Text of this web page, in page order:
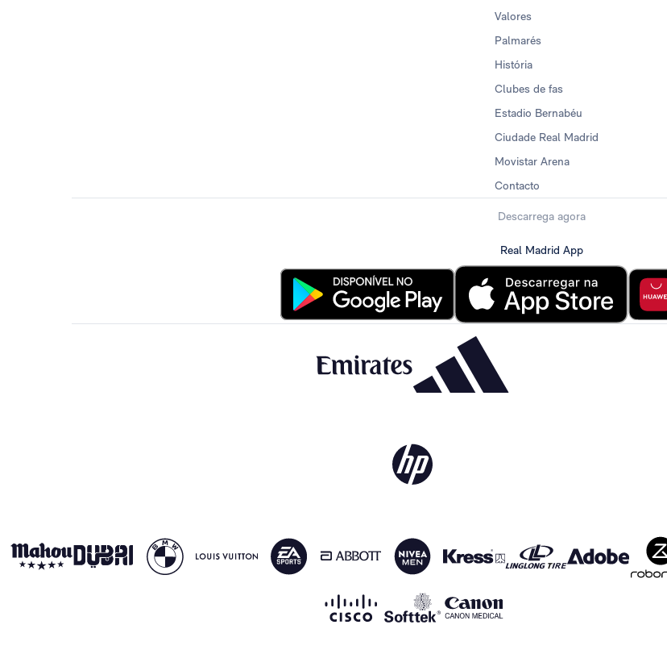
Valores
Palmarés
História
Clubes de fas
Estadio Bernabéu
Ciudade Real Madrid
Movistar Arena
Contacto
Descarrega agora
Real Madrid App